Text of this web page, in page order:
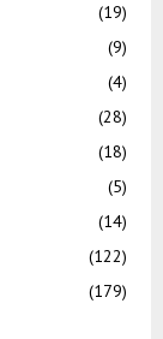
(19)
(9)
(4)
(28)
(18)
(5)
(14)
(122)
(179)